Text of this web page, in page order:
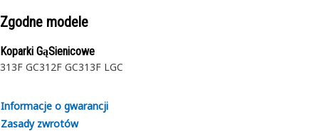
Zgodne modele
Koparki GąSienicowe
313F GC312F GC313F LGC
Informacje o gwarancji
Zasady zwrotów